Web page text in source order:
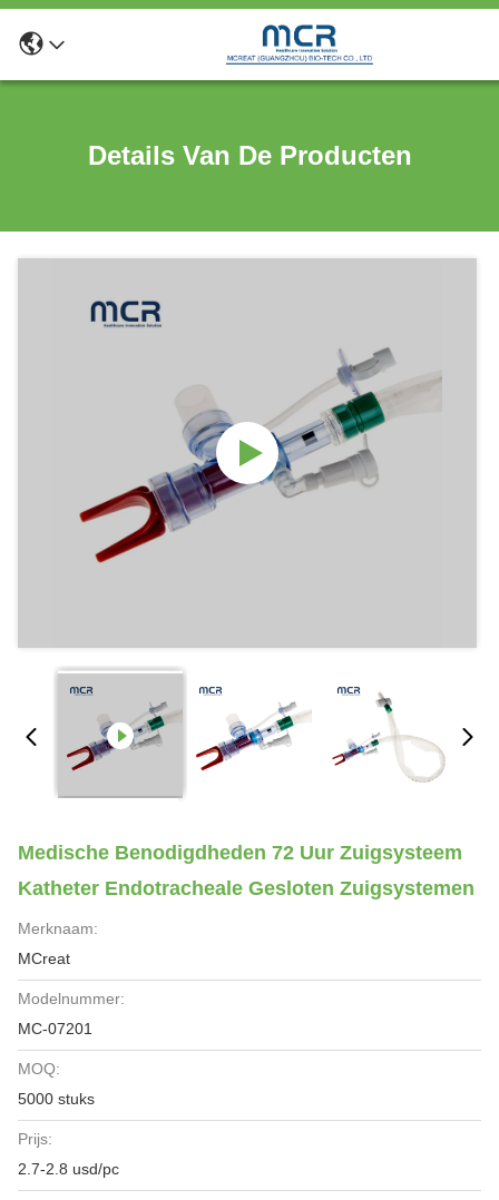
Details Van De Producten
Medische Benodigdheden 72 Uur Zuigsysteem
Katheter Endotracheale Gesloten Zuigsystemen
Merknaam:
MCreat
Modelnummer:
MC-07201
MOQ:
5000 stuks
Prijs:
2.7-2.8 usd/pc